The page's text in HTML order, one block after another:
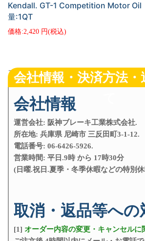
Kendall. GT-1 Competition Motor
量:1QT
2,420
フッター・メイン
会社情報
運営会社: 阪神ブレーキ工業株式会社.
所在地: 兵庫県 尼崎市 三反田町3-1-12.
電話番号: 06-6426-5926.
営業時間: 平日.9時 から 17時30分
(日曜.祝日.夏季・冬季休暇などの特別
取消・返品等への
[1] オーダー内容の変更・キャンセルに